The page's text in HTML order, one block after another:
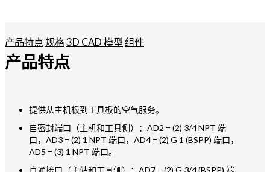
产品特点 规格3D CAD 模型 组件
产品特点
提供从主机板到工具板的空气服务。
自密封端口（主机和工具侧）：AD2 = (2) 3/4 NPT 端
口，AD3 = (2) 1 NPT 端口，AD4 = (2) G 1 (BSPP) 端口，
AD5 = (3) 1 NPT 端口。
直通接口（主站和工具侧）：AD7 = (2) G 3/4 (BSPP) 端